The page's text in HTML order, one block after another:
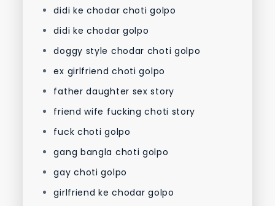
didi ke chodar choti golpo
didi ke chodar golpo
doggy style chodar choti golpo
ex girlfriend choti golpo
father daughter sex story
friend wife fucking choti story
fuck choti golpo
gang bangla choti golpo
gay choti golpo
girlfriend ke chodar golpo